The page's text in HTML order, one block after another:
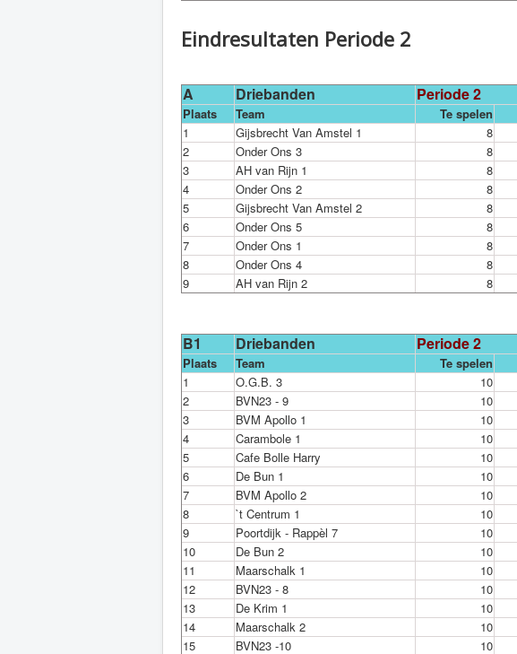
Eindresultaten Periode 2
A Driebanden Periode 2
Plaats Team Te spelen
1
Gijsbrecht Van Amstel 1 8
2
Onder Ons 3 8
3
AH van Rijn 1 8
4
Onder Ons 2 8
5
Gijsbrecht Van Amstel 2 8
6
Onder Ons 5 8
7
Onder Ons 1 8
8
Onder Ons 4 8
9
AH van Rijn 2 8
B1 Driebanden Periode 2
Plaats Team Te spelen
1
O.G.B. 3 10
2
BVN23 - 9 10
3
BVM Apollo 1 10
4
Carambole 1 10
5
Cafe Bolle Harry 10
6
De Bun 1 10
7
BVM Apollo 2 10
8
`t Centrum 1 10
9
Poortdijk - Rappèl 7 10
10
De Bun 2 10
11
Maarschalk 1 10
12
BVN23 - 8 10
13
De Krim 1 10
14
Maarschalk 2 10
15
BVN23 -10 10